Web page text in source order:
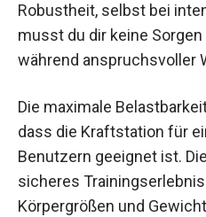
Robustheit, selbst bei
musst du dir keine
während anspruchsvoller
Die maximale
dass die Kraftstation für
Benutzern geeignet ist.
sicheres
Körpergrößen und